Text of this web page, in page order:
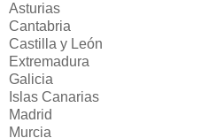
Asturias
Cantabria
Castilla y León
Extremadura
Galicia
Islas Canarias
Madrid
Murcia